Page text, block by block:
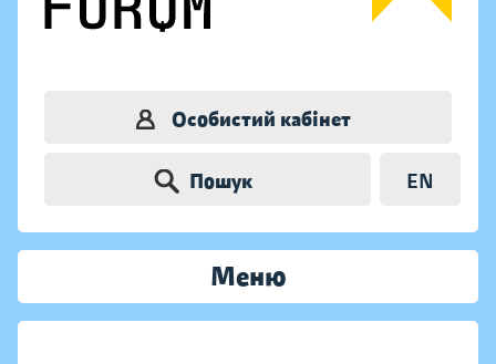
Особистий кабінет
Пошук EN
Меню